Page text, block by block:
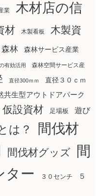
業
木材店の信
材 木製看板
木製資
森林 森林サービス産業
有効活用 森林空間サービス産
直径300ｍｍ 直径３０ｃｍ
共生型アウトドアパーク
仮設資材 足場板 遊び
は？
間伐材
間伐材グッズ
間
ター
３０センチ
５